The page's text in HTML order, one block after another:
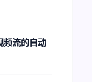
频流的自动